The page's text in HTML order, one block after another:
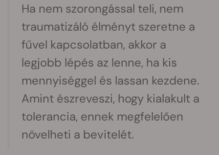
Ha nem szorongással teli, nem
traumatizáló élményt szeretne a
fűvel kapcsolatban, akkor a
legjobb lépés az lenne, ha kis
mennyiséggel és lassan kezdene.
Amint észreveszi, hogy kialakult a
tolerancia, ennek megfelelően
növelheti a bevitelét.